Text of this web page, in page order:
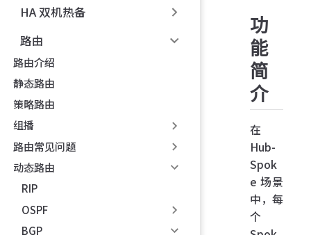
HA 双机热备
路由
路由介绍
静态路由
策略路由
组播
路由常见问题
动态路由
RIP
OSPF
BGP
功
能
简
介
在
Hub-
Spok
e 场景
中，每
个